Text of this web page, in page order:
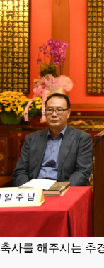
축사를 해주시는 추